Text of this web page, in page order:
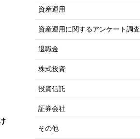
資産運用
資産運用に関するアンケート調査
退職金
株式投資
投資信託
証券会社
その他